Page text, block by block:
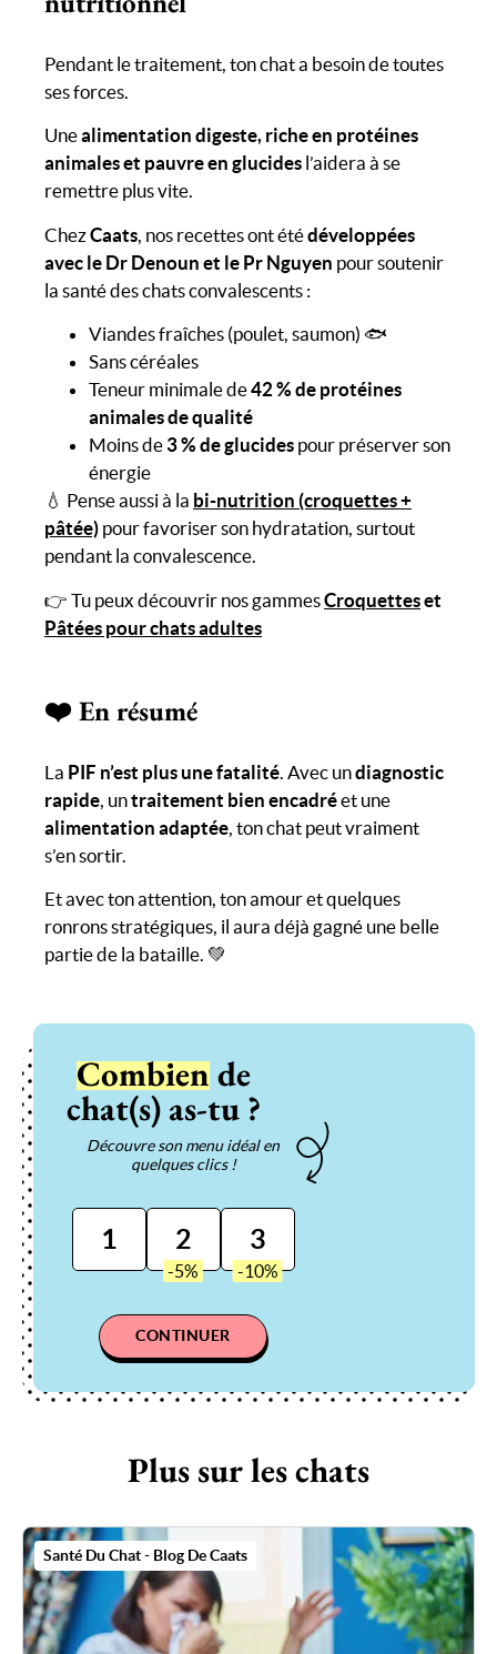
Pendant le traitement, ton chat a besoin de toutes
ses forces.
Unealimentation digeste, riche en protéines
animales et pauvre en glucides l’aidera à se
remettre plus vite.
ChezCaats , nos recettes ont étédéveloppées
avec le Dr Denoun et le Pr Nguyen pour soutenir
la santé des chats convalescents :
Viandes fraîches (poulet, saumon) 🐟
Sans céréales
Teneur minimale de42 % de protéines
animales de qualité
Moins de 3 % de glucides pour préserver son
énergie
💧 Pense aussi à la bi-nutrition (croquettes +
pâtée) pour favoriser son hydratation, surtout
pendant la convalescence.
👉 Tu peux découvrir nos gammesCroquetteset
Pâtées pour chats adultes
❤️ En résumé
La PIF n’est plus une fatalité . Avec undiagnostic
rapide , untraitement bien encadréet une
alimentation adaptée , ton chat peut vraiment
s’en sortir.
Et avec ton attention, ton amour et quelques
ronrons stratégiques, il aura déjà gagné une belle
partie de la bataille. 💚
Combiende
chat(s) as-tu ?
Découvre son menu idéal en
quelques clics !
1 2 3
CONTINUER
Plus sur les chats
Santé Du Chat - Blog De Caats